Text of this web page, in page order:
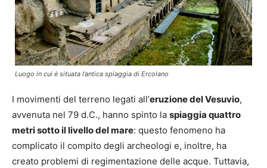
Luogo in cui è situata l’antica spiaggia di Ercolano
I movimenti del terreno legati all’eruzione del Vesuvio,
avvenuta nel 79 d.C., hanno spinto la spiaggia quattro
metri sotto il livello del mare: questo fenomeno ha
complicato il compito degli archeologi e, inoltre, ha
creato problemi di regimentazione delle acque. Tuttavia,